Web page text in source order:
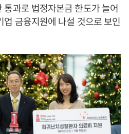
과로 법정자본금 한도가 늘어
금융지원에 나설 것으로 보인